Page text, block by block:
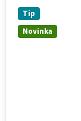
Novinka
Tip